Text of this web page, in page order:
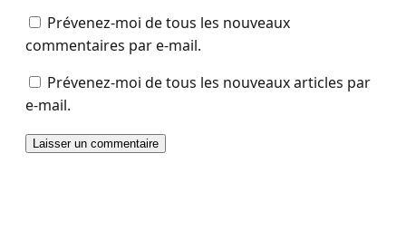
Prévenez-moi de tous les nouveaux
commentaires par e-mail.
Prévenez-moi de tous les nouveaux articles par
e-mail.